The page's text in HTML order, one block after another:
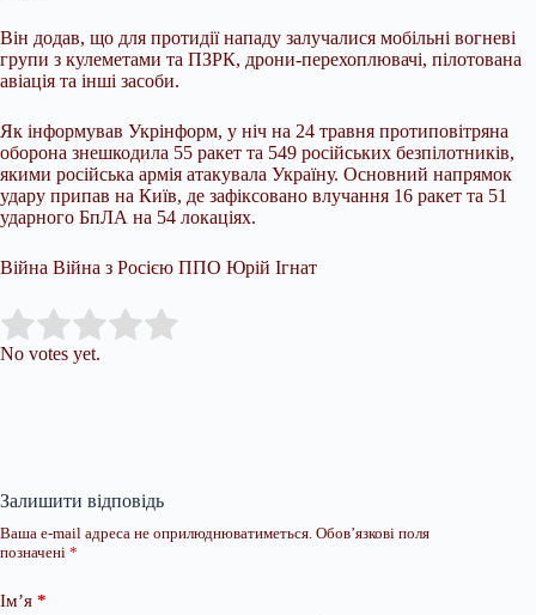
Він додав, що для протидії нападу залучалися мобільні вогневі
групи з кулеметами та ПЗРК, дрони-перехоплювачі, пілотована
авіація та інші засоби.
Як інформував Укрінформ, у ніч на 24 травня протиповітряна
оборона знешкодила 55 ракет та 549 російських безпілотників,
якими російська армія атакувала Україну. Основний напрямок
удару припав на Київ, де зафіксовано влучання 16 ракет та 51
ударного БпЛА на 54 локаціях.
Війна Війна з Росією ППО Юрій Ігнат
Rate this item:
No votes yet.
Залишити відповідь
Ваша e-mail адреса не оприлюднюватиметься. Обов’язкові поля
позначені *
Ім’я *